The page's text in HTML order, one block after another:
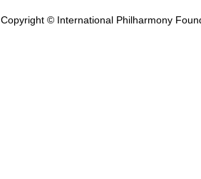
Copyright © International Philharmony